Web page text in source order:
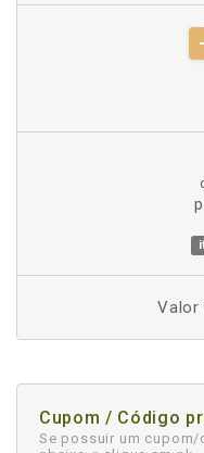
Valor
Cupom / Código
Se possuir um